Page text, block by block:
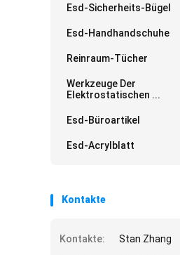
Esd-Sicherheits-Bügel
Esd-Handhandschuhe
Reinraum-Tücher
Werkzeuge Der
Elektrostatischen ...
Esd-Büroartikel
Esd-Acrylblatt
Kontakte
Kontakte:
Stan Zhang